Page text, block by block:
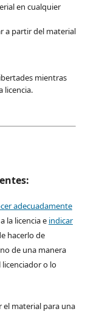
en cualquier
a partir del material
mientras
licencia.
adecuadamente
la licencia e indicar
hacerlo de
de una manera
o lo
material para una